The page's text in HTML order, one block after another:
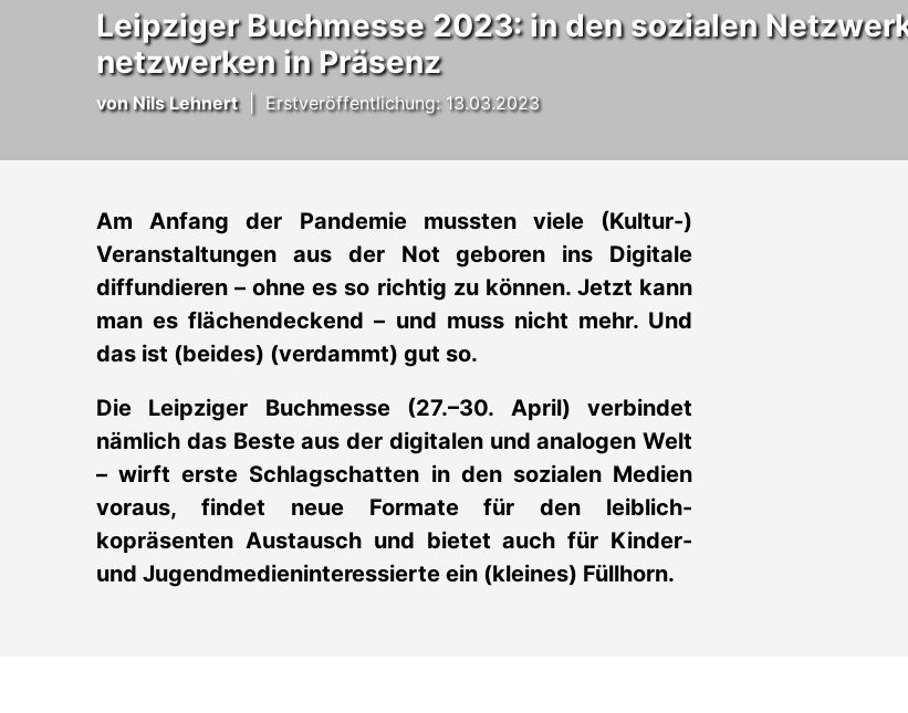
Leipziger Buchmesse 2023: in den sozialen
netzwerken in Präsenz
vonNils Lehnert| Erstveröffentlichung: 13.03.2023
Am Anfang der Pandemie mussten viele (Kultur-)
Veranstaltungen aus der Not geboren ins Digitale
diffundieren – ohne es so richtig zu können. Jetzt kann
man es flächendeckend – und muss nicht mehr. Und
das ist (beides) (verdammt) gut so.
Die Leipziger Buchmesse (27.–30. April) verbindet
nämlich das Beste aus der digitalen und analogen Welt
– wirft erste Schlagschatten in den sozialen Medien
voraus, findet neue Formate für den leiblich-
kopräsenten Austausch und bietet auch für Kinder-
und Jugendmedieninteressierte ein (kleines) Füllhorn.